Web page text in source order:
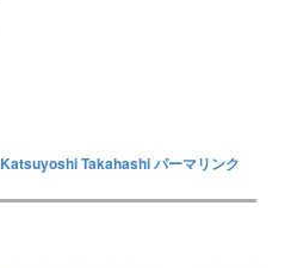
Katsuyoshi Takahashiパーマリンク